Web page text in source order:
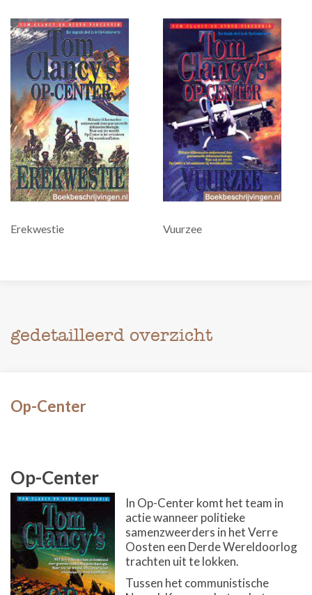
Erekwestie Vuurzee
gedetailleerd overzicht
Op-Center
Op-Center
In Op-Center komt het team in
actie wanneer politieke
samenzweerders in het Verre
Oosten een Derde Wereldoorlog
trachten uit te lokken.
Tussen het communistische